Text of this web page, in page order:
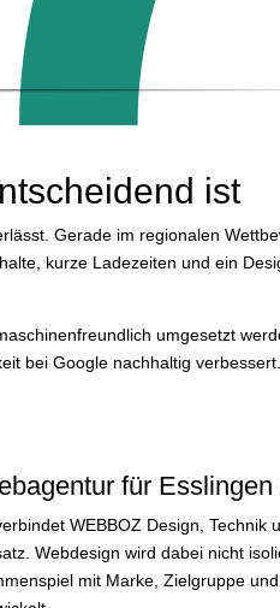
ist
Gerade im regionalen
kurze Ladezeiten und ein
umgesetzt
bei Google nachhaltig verbessert.
für Esslingen
WEBBOZ Design, Technik
Webdesign wird dabei nicht
mit Marke, Zielgruppe